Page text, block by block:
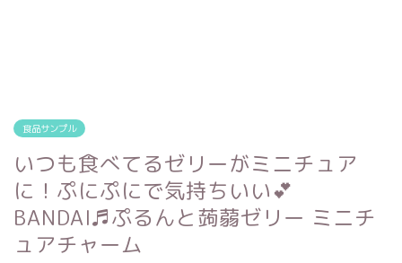
食品サンプル
いつも食べてるゼリーがミニチュア
に！ぷにぷにで気持ちいい💕
BANDAI♬ぷるんと蒟蒻ゼリー ミニチ
ュアチャーム